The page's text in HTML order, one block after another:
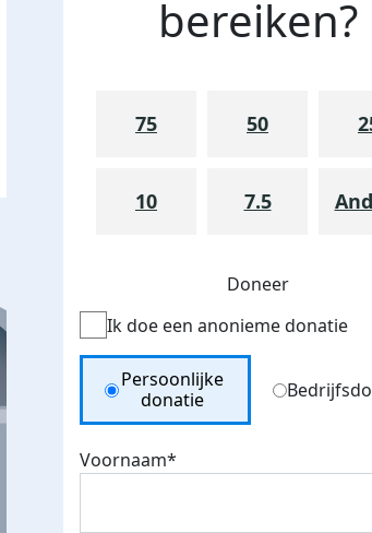
bereiken?
75 50
10 7.5
Doneer
Ik doe een anonieme donatie
Donation Type
Persoonlijke
donatie
Voornaam*